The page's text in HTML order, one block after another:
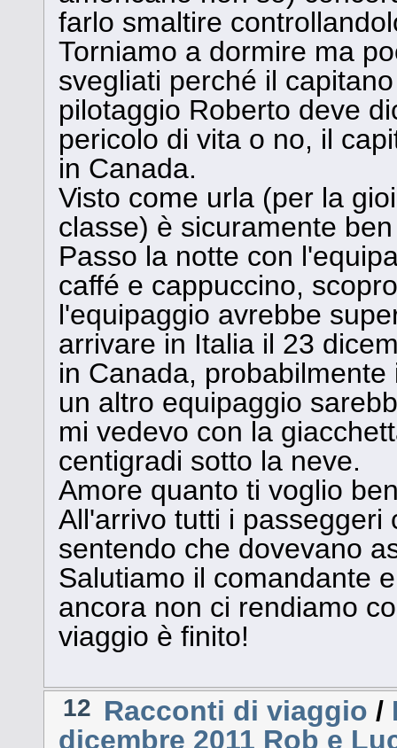
farlo smaltire
Torniamo a dormire ma
svegliati perché il
pilotaggio Roberto deve
pericolo di vita o no, il
in Canada.
Visto come urla (per la
classe) è sicuramente
Passo la notte con
caffé e cappuccino,
l'equipaggio avrebbe
arrivare in Italia il 23
in Canada,
un altro equipaggio
mi vedevo con la
centigradi sotto la neve.
Amore quanto ti voglio
All'arrivo tutti i passeggeri
sentendo che dovevano
Salutiamo il comandante
ancora non ci rendiamo
viaggio è finito!
12 Racconti di viaggio /
dicembre 2011 Rob e